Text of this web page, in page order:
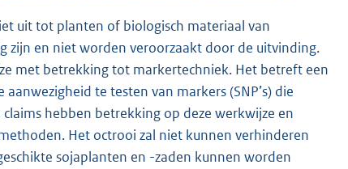
uit tot planten of biologisch materiaal van
zijn en niet worden veroorzaakt door de uitvinding.
met betrekking tot markertechniek. Het betreft een
te testen van markers (SNP’s) die
hebben betrekking op deze werkwijze en
Het octrooi zal niet kunnen verhinderen
sojaplanten en -zaden kunnen worden